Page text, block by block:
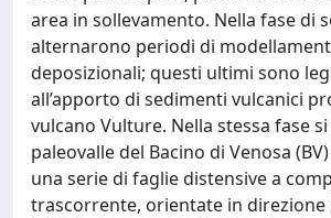
area in sollevamento. Nella fase di
alternarono periodi di
deposizionali; questi ultimi sono
all’apporto di sedimenti vulcanici
vulcano Vulture. Nella stessa fase
paleovalle del Bacino di Venosa
una serie di faglie distensive a
trascorrente, orientate in direzione